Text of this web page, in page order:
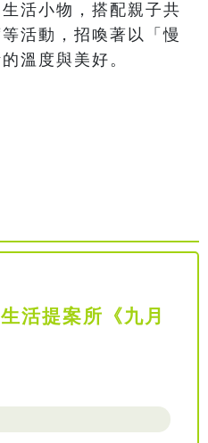
活小物，搭配親子共
活動，招喚著以「慢
溫度與美好。
活提案所《九月